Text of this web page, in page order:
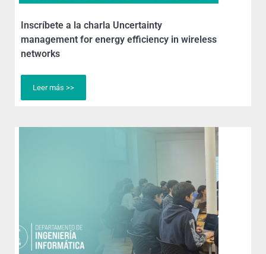
Inscríbete a la charla Uncertainty
management for energy efficiency in wireless
networks
Leer más >>